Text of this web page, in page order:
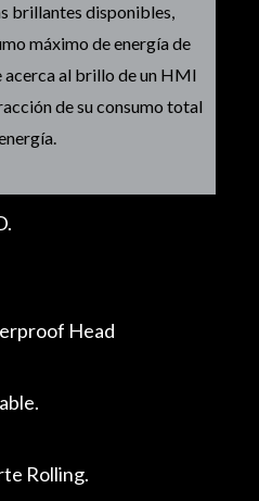
brillantes disponibles,
máximo de energía de
acerca al brillo de un HMI
de su consumo total
Head
Rolling.